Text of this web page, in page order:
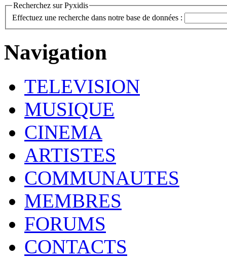
Recherchez sur Pyxidis
Effectuez une recherche dans notre base de données :
Navigation
TELEVISION
MUSIQUE
CINEMA
ARTISTES
COMMUNAUTES
MEMBRES
FORUMS
CONTACTS